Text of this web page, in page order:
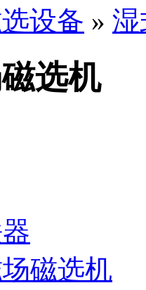
设备 » 湿
选机
磁选机